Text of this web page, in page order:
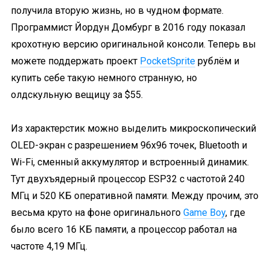
получила вторую жизнь, но в чудном формате.
Программист Йордун Домбург в 2016 году показал
крохотную версию оригинальной консоли. Теперь вы
можете поддержать проект PocketSprite рублём и
купить себе такую немного странную, но
олдскульную вещицу за $55.
Из характерстик можно выделить микроскопический
OLED-экран с разрешением 96х96 точек, Bluetooth и
Wi-Fi, сменный аккумулятор и встроенный динамик.
Тут двухъядерный процессор ESP32 с частотой 240
МГц и 520 КБ оперативной памяти. Между прочим, это
весьма круто на фоне оригинального Game Boy, где
было всего 16 КБ памяти, а процессор работал на
частоте 4,19 МГц.